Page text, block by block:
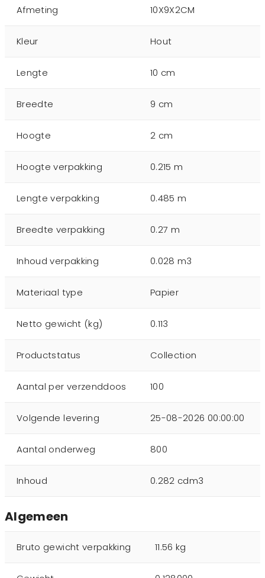
Afmeting 10X9X2CM
Kleur Hout
Lengte 10 cm
Breedte 9 cm
Hoogte 2 cm
Hoogte verpakking 0.215 m
Lengte verpakking 0.485 m
Breedte verpakking 0.27 m
Inhoud verpakking 0.028 m3
Materiaal type Papier
Netto gewicht (kg) 0.113
Productstatus Collection
Aantal per verzenddoos 100
Volgende levering 25-08-2026 00:00:00
Aantal onderweg 800
Inhoud 0.282 cdm3
Algemeen
Bruto gewicht verpakking 11.56 kg